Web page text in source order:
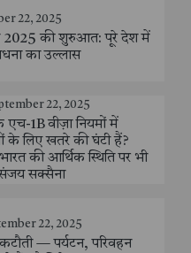
22, 2025
2025 की शुरुआत: पूरे देश में
का उल्लास
22, 2025
एच-1B वीज़ा नियमों में
के लिए खतरे की घंटी हैं?
की आर्थिक स्थिति पर भी
सक्सैना
22, 2025
— पर्यटन, परिवहन